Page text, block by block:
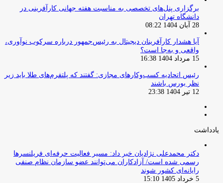
برگزاری پنل‌های تخصصی به مناسبت هفته جهانی کارآفرینی در
دانشگاه تهران
28 آبان 1404 08:22
آیا هشدار کارآفرینان دیجیتال به رئیس‌جمهور درباره سرکوب نوآوری،
واقعی و به‌جا است؟
15 مرداد 1404 16:38
‏رئیس اتحادیه کسب‌وکارهای مجازی: گفتند که پلتفرم‌های طلا باید زیر
نظر بورس باشند
12 تیر 1404 23:38
یادداشت
دکتر محمدعلی نژادیان خبر داد: مسیر فعالیت حرفه‌ای فریلنسرها
رسمی شده است/ آزادکاران می‌توانند عضو سازمان نظام صنفی
رایانه‌ای کشور شوند
5 خرداد 1405 15:10